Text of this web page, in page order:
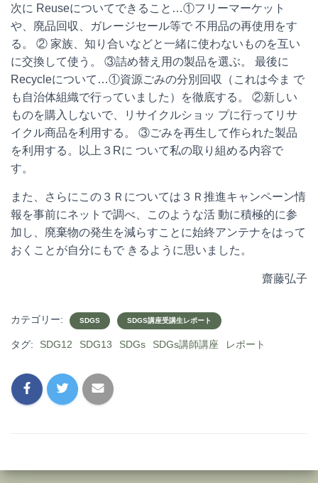
次に Reuseについてできること …①フリーマーケット
や、廃品回収、ガレージセール等で 不用品の再使用をす
る。 ② 家族、知り合いなどと一緒に使わないものを互い
に交換して使う。 ③詰め替え用の製品を選ぶ。 最後に
Recycleについて …①資源ごみの分別回収（これは今ま で
も自治体組織で行っていました）を徹底する。 ②新しい
ものを購入しないで、リサイクルショッ プに行ってリサ
イクル商品を利用する。 ③ごみを再生して作られた製品
を利用する。以上３ Rに ついて私の取り組める内容で
す。
また、さらにこの３Ｒについては３Ｒ推進キャンペーン情
報を事前にネットで調べ、このような活 動に積極的に参
加し、廃棄物の発生を減らすことに始終アンテナをはって
おくことが自分にもで きるように思いました。
齋藤弘子
カテゴリー: SDGS SDGS講座受講生レポート
タグ: SDG12 SDG13 SDGs SDGs講師講座 レポート